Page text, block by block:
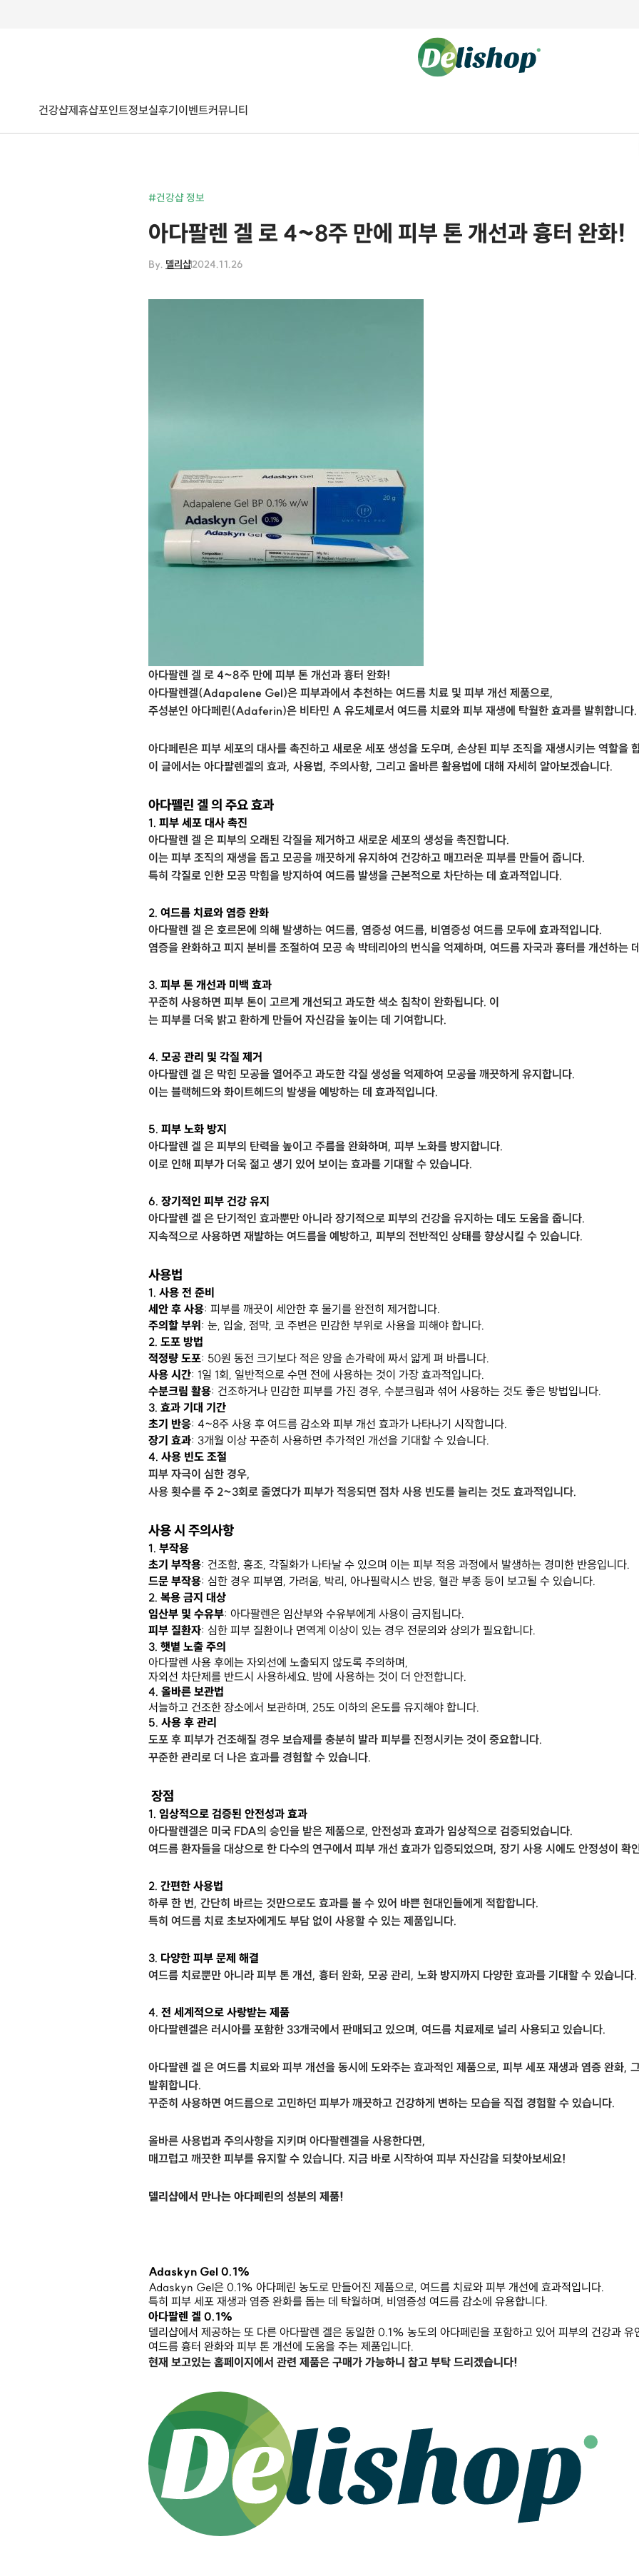
건강샵제휴샵포인트정보실후기이벤트커뮤니티
#건강샵 정보
아다팔렌 겔 로 4~8주 만에 피부 톤 개선과 흉터 완화!
By. 델리샵2024.11.26
아다팔렌 겔 로 4~8주 만에 피부 톤 개선과 흉터 완화!
아다팔렌겔(Adapalene Gel)은 피부과에서 추천하는 여드름 치료 및 피부 개선 제품으로,
주성분인 아다페린(Adaferin)은 비타민 A 유도체로서 여드름 치료와 피부 재생에 탁월한 효과를 발휘합니다.
아다페린은 피부 세포의 대사를 촉진하고 새로운 세포 생성을 도우며, 손상된 피부 조직을 재생시키는 역할을
이 글에서는 아다팔렌겔의 효과, 사용법, 주의사항, 그리고 올바른 활용법에 대해 자세히 알아보겠습니다.
아다펠린 겔 의 주요 효과
1. 피부 세포 대사 촉진
아다팔렌 겔 은 피부의 오래된 각질을 제거하고 새로운 세포의 생성을 촉진합니다.
이는 피부 조직의 재생을 돕고 모공을 깨끗하게 유지하여 건강하고 매끄러운 피부를 만들어 줍니다.
특히 각질로 인한 모공 막힘을 방지하여 여드름 발생을 근본적으로 차단하는 데 효과적입니다.
2. 여드름 치료와 염증 완화
아다팔렌 겔 은 호르몬에 의해 발생하는 여드름, 염증성 여드름, 비염증성 여드름 모두에 효과적입니다.
염증을 완화하고 피지 분비를 조절하여 모공 속 박테리아의 번식을 억제하며, 여드름 자국과 흉터를 개선하는
3. 피부 톤 개선과 미백 효과
꾸준히 사용하면 피부 톤이 고르게 개선되고 과도한 색소 침착이 완화됩니다. 이
는 피부를 더욱 밝고 환하게 만들어 자신감을 높이는 데 기여합니다.
4. 모공 관리 및 각질 제거
아다팔렌 겔 은 막힌 모공을 열어주고 과도한 각질 생성을 억제하여 모공을 깨끗하게 유지합니다.
이는 블랙헤드와 화이트헤드의 발생을 예방하는 데 효과적입니다.
5. 피부 노화 방지
아다팔렌 겔 은 피부의 탄력을 높이고 주름을 완화하며, 피부 노화를 방지합니다.
이로 인해 피부가 더욱 젊고 생기 있어 보이는 효과를 기대할 수 있습니다.
6. 장기적인 피부 건강 유지
아다팔렌 겔 은 단기적인 효과뿐만 아니라 장기적으로 피부의 건강을 유지하는 데도 도움을 줍니다.
지속적으로 사용하면 재발하는 여드름을 예방하고, 피부의 전반적인 상태를 향상시킬 수 있습니다.
사용법
1. 사용 전 준비
세안 후 사용: 피부를 깨끗이 세안한 후 물기를 완전히 제거합니다.
주의할 부위 : 눈, 입술, 점막, 코 주변은 민감한 부위로 사용을 피해야 합니다.
2. 도포 방법
적정량 도포: 50원 동전 크기보다 적은 양을 손가락에 짜서 얇게 펴 바릅니다.
사용 시간: 1일 1회, 일반적으로 수면 전에 사용하는 것이 가장 효과적입니다.
수분크림 활용: 건조하거나 민감한 피부를 가진 경우, 수분크림과 섞어 사용하는 것도 좋은 방법입니다.
3. 효과 기대 기간
초기 반응: 4~8주 사용 후 여드름 감소와 피부 개선 효과가 나타나기 시작합니다.
장기 효과: 3개월 이상 꾸준히 사용하면 추가적인 개선을 기대할 수 있습니다.
4. 사용 빈도 조절
피부 자극이 심한 경우,
사용 횟수를 주 2~3회로 줄였다가 피부가 적응되면 점차 사용 빈도를 늘리는 것도 효과적입니다.
사용 시 주의사항
1. 부작용
초기 부작용: 건조함, 홍조, 각질화가 나타날 수 있으며 이는 피부 적응 과정에서 발생하는 경미한 반응입니다.
드문 부작용: 심한 경우 피부염, 가려움, 박리, 아나필락시스 반응, 혈관 부종 등이 보고될 수 있습니다.
2. 복용 금지 대상
임산부 및 수유부: 아다팔렌은 임산부와 수유부에게 사용이 금지됩니다.
피부 질환자: 심한 피부 질환이나 면역계 이상이 있는 경우 전문의와 상의가 필요합니다.
3. 햇볕 노출 주의
아다팔렌 사용 후에는 자외선에 노출되지 않도록 주의하며,
자외선 차단제를 반드시 사용하세요. 밤에 사용하는 것이 더 안전합니다.
4. 올바른 보관법
서늘하고 건조한 장소에서 보관하며, 25도 이하의 온도를 유지해야 합니다.
5. 사용 후 관리
도포 후 피부가 건조해질 경우 보습제를 충분히 발라 피부를 진정시키는 것이 중요합니다.
꾸준한 관리로 더 나은 효과를 경험할 수 있습니다.
장점
1. 임상적으로 검증된 안전성과 효과
아다팔렌겔은 미국 FDA의 승인을 받은 제품으로, 안전성과 효과가 임상적으로 검증되었습니다.
여드름 환자들을 대상으로 한 다수의 연구에서 피부 개선 효과가 입증되었으며, 장기 사용 시에도 안정성이 확
2. 간편한 사용법
하루 한 번, 간단히 바르는 것만으로도 효과를 볼 수 있어 바쁜 현대인들에게 적합합니다.
특히 여드름 치료 초보자에게도 부담 없이 사용할 수 있는 제품입니다.
3. 다양한 피부 문제 해결
여드름 치료뿐만 아니라 피부 톤 개선, 흉터 완화, 모공 관리, 노화 방지까지 다양한 효과를 기대할 수 있습니다.
4. 전 세계적으로 사랑받는 제품
아다팔렌겔은 러시아를 포함한 33개국에서 판매되고 있으며, 여드름 치료제로 널리 사용되고 있습니다.
아다팔렌 겔 은 여드름 치료와 피부 개선을 동시에 도와주는 효과적인 제품으로, 피부 세포 재생과 염증 완화,
발휘합니다.
꾸준히 사용하면 여드름으로 고민하던 피부가 깨끗하고 건강하게 변하는 모습을 직접 경험할 수 있습니다.
올바른 사용법과 주의사항을 지키며 아다팔렌겔을 사용한다면,
매끄럽고 깨끗한 피부를 유지할 수 있습니다. 지금 바로 시작하여 피부 자신감을 되찾아보세요!
델리샵에서 만나는 아다페린의 성분의 제품!
Adaskyn Gel 0.1%
Adaskyn Gel은 0.1% 아다페린 농도로 만들어진 제품으로, 여드름 치료와 피부 개선에 효과적입니다.
특히 피부 세포 재생과 염증 완화를 돕는 데 탁월하며, 비염증성 여드름 감소에 유용합니다.
아다팔렌 겔 0.1%
델리샵에서 제공하는 또 다른 아다팔렌 겔은 동일한 0.1% 농도의 아다페린을 포함하고 있어 피부의 건강과 유
여드름 흉터 완화와 피부 톤 개선에 도움을 주는 제품입니다.
현재 보고있는 홈페이지에서 관련 제품은 구매가 가능하니 참고 부탁 드리겠습니다!